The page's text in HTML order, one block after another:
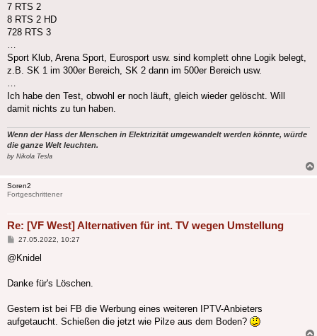
7 RTS 2
8 RTS 2 HD
728 RTS 3
Sport Klub, Arena Sport, Eurosport usw. sind komplett ohne Logik belegt,
z.B. SK 1 im 300er Bereich, SK 2 dann im 500er Bereich usw.
Ich habe den Test, obwohl er noch läuft, gleich wieder gelöscht. Will
damit nichts zu tun haben.
Wenn der Hass der Menschen in Elektrizität umgewandelt werden könnte, würde
die ganze Welt leuchten.
by Nikola Tesla
Soren2
Fortgeschrittener
Re: [VF West] Alternativen für int. TV wegen Umstellung
Beitrag
27.05.2022, 10:27
@Knidel
Danke für's Löschen.
Gestern ist bei FB die Werbung eines weiteren IPTV-Anbieters
aufgetaucht. Schießen die jetzt wie Pilze aus dem Boden?